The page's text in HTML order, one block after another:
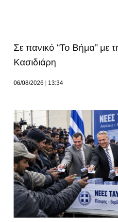
Σε πανικό “Το Βήμα” με
Κασιδιάρη
06/08/2026 13:34